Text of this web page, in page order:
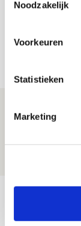
Noodzakelijk
Voorkeuren
Statistieken
Marketing
Drie
Ajax -